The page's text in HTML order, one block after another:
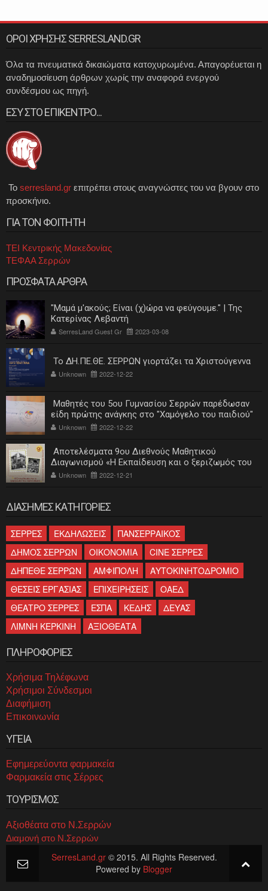
ΟΡΟΙ ΧΡΗΣΗΣ SERRESLAND.GR
Όλα τα πνευματικά δικαιώματα κατοχυρωμένα. Απαγορέυεται η
αναδημοσίευση άρθρων χωρίς την αναφορά ενεργού
συνδέσμου ως πηγή.
ΕΣΥ ΣΤΟ ΕΠΙΚΕΝΤΡΟ...
Το serresland.gr επιτρέπει στους αναγνώστες του να βγουν στο
προσκήνιο.
ΓΙΑ ΤΟΝ ΦΟΙΤΗΤΗ
ΤΕΙ Κεντρικής Μακεδονίας
ΤΕΦΑΑ Σερρών
ΠΡΟΣΦΑΤΑ ΑΡΘΡΑ
"Μαμά μ'ακούς; Είναι (χ)ώρα να φεύγουμε." | Της
Κατερίνας Λεβαντή
SerresLand Guest Gr 2023-03-08
Το ΔΗ.ΠΕ.ΘΕ. ΣΕΡΡΩΝ γιορτάζει τα Χριστούγεννα
Unknown 2022-12-22
Μαθητές του 5ου Γυμνασίου Σερρών παρέδωσαν
είδη πρώτης ανάγκης στο "Χαμόγελο του παιδιού"
Unknown 2022-12-22
Αποτελέσματα 9ου Διεθνούς Μαθητικού
Διαγωνισμού «Η Εκπαίδευση και ο ξεριζωμός του
ελληνισμού»
Unknown 2022-12-21
ΔΙΑΣΗΜΕΣ ΚΑΤΗΓΟΡΙΕΣ
ΣΕΡΡΕΣ ΕΚΔΗΛΩΣΕΙΣ
ΠΑΝΣΕΡΡΑΙΚΟΣ
ΔΗΜΟΣ ΣΕΡΡΩΝ
ΟΙΚΟΝΟΜΙΑ
CINE ΣΕΡΡΕΣ
ΔΗΠΕΘΕ ΣΕΡΡΩΝ
ΑΜΦΙΠΟΛΗ
ΑΥΤΟΚΙΝΗΤΟΔΡΟΜΙΟ
ΘΕΣΕΙΣ ΕΡΓΑΣΙΑΣ
ΕΠΙΧΕΙΡΗΣΕΙΣ
ΟΑΕΔ
ΘΕΑΤΡΟ ΣΕΡΡΕΣ
ΕΣΠΑ ΚΕΔΗΣ
ΔΕΥΑΣ
ΛΙΜΝΗ ΚΕΡΚΙΝΗ
ΑΞΙΟΘΕΑΤΑ
ΠΛΗΡΟΦΟΡΙΕΣ
Χρήσιμα Τηλέφωνα
Χρήσιμοι Σύνδεσμοι
Διαφήμιση
Επικοινωνία
ΥΓΕΙΑ
Εφημερεύοντα φαρμακεία
Φαρμακεία στις Σέρρες
ΤΟΥΡΙΣΜΟΣ
Αξιοθέατα στο Ν.Σερρών
Διαμονή στο Ν.Σερρών
SerresLand.gr© 2015. All Rights Reserved.
Powered by Blogger